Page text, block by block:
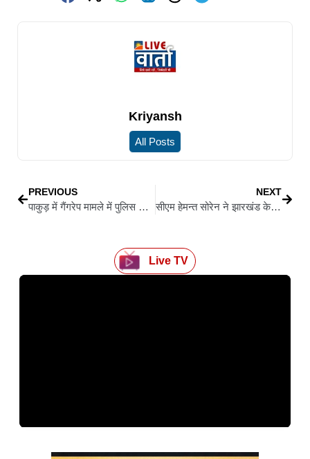
Kriyansh
All Posts
PREVIOUS
पाकुड़ में गैंगरेप मामले में पुलिस ने 7 आरोपियों को दबोचा
NEXT
सीएम हेमन्त सोरेन ने झारखंड के युवाओं को दी सौगात, 9000 को मिली सरकारी नौकरी
Live TV